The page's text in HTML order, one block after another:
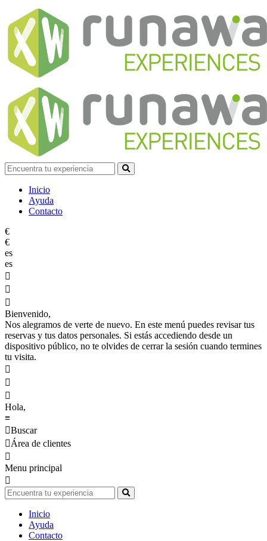
Inicio
Ayuda
Contacto
€
€
es
es



Bienvenido,
Nos alegramos de verte de nuevo. En este menú puedes revisar tus
reservas y tus datos personales. Si estás accediendo desde un
dispositivo público, no te olvides de cerrar la sesión cuando termines
tu visita.



Hola,
≡
Buscar
Área de clientes

Menu principal

Inicio
Ayuda
Contacto